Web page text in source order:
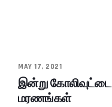
MAY 17, 2021
இன்று
மரணங்கள்